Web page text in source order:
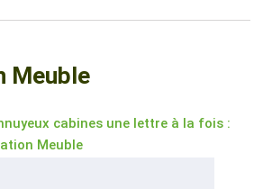
Meuble
cabines une lettre à la fois :
Meuble